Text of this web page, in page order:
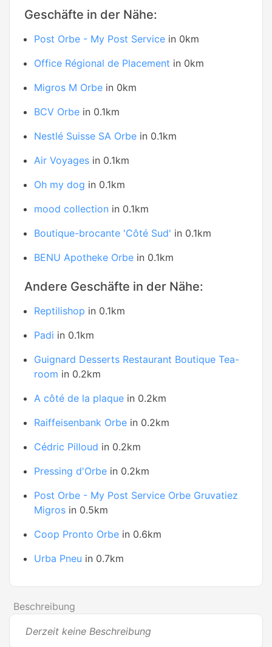
Geschäfte in der Nähe:
Post Orbe - My Post Service in 0km
Office Régional de Placement in 0km
Migros M Orbe in 0km
BCV Orbe in 0.1km
Nestlé Suisse SA Orbe in 0.1km
Air Voyages in 0.1km
Oh my dog in 0.1km
mood collection in 0.1km
Boutique-brocante 'Côté Sud' in 0.1km
BENU Apotheke Orbe in 0.1km
Andere Geschäfte in der Nähe:
Reptilishop in 0.1km
Padi in 0.1km
Guignard Desserts Restaurant Boutique Tea-
room in 0.2km
A côté de la plaque in 0.2km
Raiffeisenbank Orbe in 0.2km
Cédric Pilloud in 0.2km
Pressing d'Orbe in 0.2km
Post Orbe - My Post Service Orbe Gruvatiez
Migros in 0.5km
Coop Pronto Orbe in 0.6km
Urba Pneu in 0.7km
Beschreibung
Derzeit keine Beschreibung